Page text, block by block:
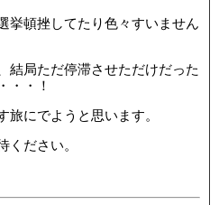
挙頓挫してたり色々すいません
結局ただ停滞させただけだった
・・！
旅にでようと思います。
ください。